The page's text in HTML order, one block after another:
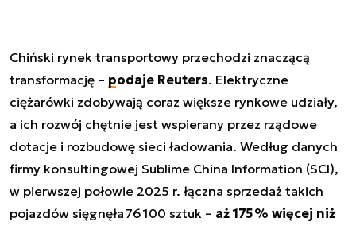
Chiński rynek transportowy przechodzi znaczącą
transformację – podaje Reuters. Elektryczne
ciężarówki zdobywają coraz większe rynkowe udziały,
a ich rozwój chętnie jest wspierany przez rządowe
dotacje i rozbudowę sieci ładowania. Według danych
firmy konsultingowej Sublime China Information (SCI),
w pierwszej połowie 2025 r. łączna sprzedaż takich
pojazdów sięgnęła 76 100 sztuk – aż 175 % więcej niż